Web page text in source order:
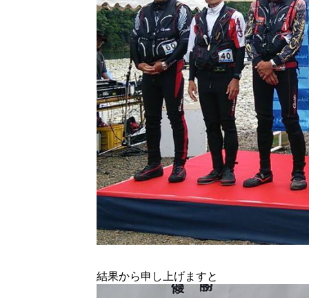
結果から申し上げますと